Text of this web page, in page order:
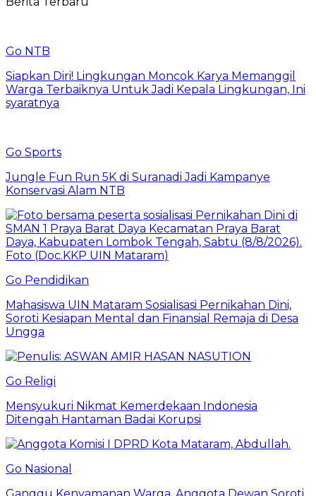
Go NTB
Siapkan Diri! Lingkungan Moncok Karya Memanggil
Warga Terbaiknya Untuk Jadi Kepala Lingkungan, Ini
syaratnya
Go Sports
Jungle Fun Run 5K di Suranadi Jadi Kampanye
Konservasi Alam NTB
Go Pendidikan
Mahasiswa UIN Mataram Sosialisasi Pernikahan Dini,
Soroti Kesiapan Mental dan Finansial Remaja di Desa
Ungga
Go Religi
Mensyukuri Nikmat Kemerdekaan Indonesia
Ditengah Hantaman Badai Korupsi
Go Nasional